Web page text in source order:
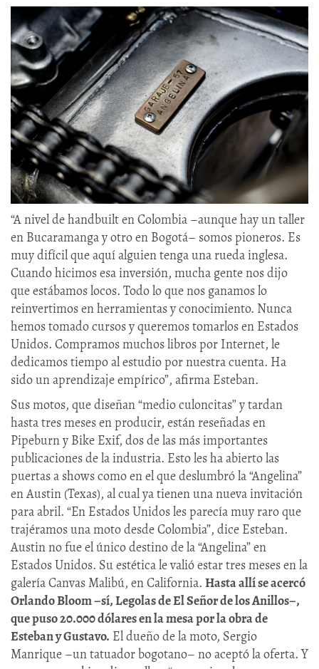
“A nivel de handbuilt en Colombia –aunque hay un taller
en Bucaramanga y otro en Bogotá– somos pioneros. Es
muy difícil que aquí alguien tenga una rueda inglesa.
Cuando hicimos esa inversión, mucha gente nos dijo
que estábamos locos. Todo lo que nos ganamos lo
reinvertimos en herramientas y conocimiento. Nunca
hemos tomado cursos y queremos tomarlos en Estados
Unidos. Compramos muchos libros por Internet, le
dedicamos tiempo al estudio por nuestra cuenta. Ha
sido un aprendizaje empírico”, afirma Esteban.
Sus motos, que diseñan “medio culoncitas” y tardan
hasta tres meses en producir, están reseñadas en
Pipeburn y Bike Exif, dos de las más importantes
publicaciones de la industria. Esto les ha abierto las
puertas a shows como en el que deslumbró la “Angelina”
en Austin (Texas), al cual ya tienen una nueva invitación
para abril. “En Estados Unidos les parecía muy raro que
trajéramos una moto desde Colombia”, dice Esteban.
Austin no fue el único destino de la “Angelina” en
Estados Unidos. Su estética le valió estar tres meses en la
galería Canvas Malibú, en California. Hasta allí se acercó
Orlando Bloom –sí, Legolas de El Señor de los Anillos–,
que puso 20.000 dólares en la mesa por la obra de
Esteban y Gustavo. El dueño de la moto, Sergio
Manrique –un tatuador bogotano– no aceptó la oferta. Y